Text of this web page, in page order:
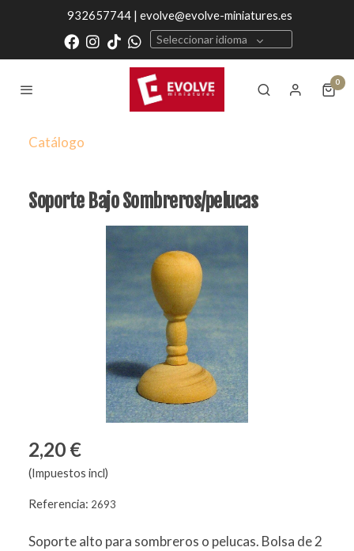
932657744 | evolve@evolve-miniatures.es
Seleccionar idioma
0
Catálogo
Soporte Bajo Sombreros/pelucas
2,20 €
(Impuestos incl)
Referencia: 2693
Soporte alto para sombreros o pelucas. Bolsa de 2